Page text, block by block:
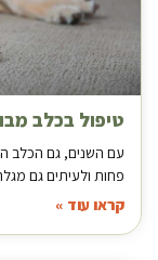
טיפול בכלב
עם השנים, גם הכלב
פחות ולעיתים גם
קראו עוד »